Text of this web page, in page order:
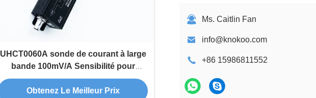
Ms. Caitlin Fan
info@knokoo.com
+86 15986811552
UHCT0060A sonde de courant à large
bande 100mV/A Sensibilité pour
l'analyse de la décharge du
condensateur Conception résistante à
Obtenez Le Meilleur Prix